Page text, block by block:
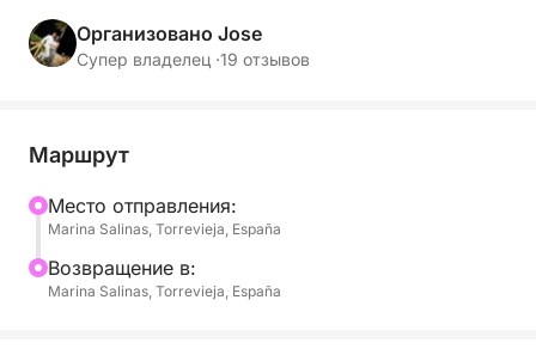
Путешествуя вдоль побережья Торревьехи, вы
того, хотите ли вы расслабиться или ищете что-то
Во время вашего пребывания на борту вы
можете насладиться:
- Быстрым доступом к прекрасным местам для
Организовано Jose
Супер владелец ·19 отзывов
Маршрут
Mесто отправления:
Marina Salinas, Torrevieja, España
Bозвращение в:
Marina Salinas, Torrevieja, España